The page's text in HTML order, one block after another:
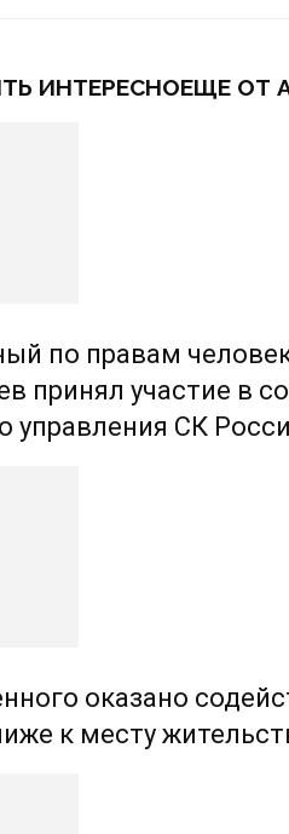
ИНТЕРЕСНОЕЩЕ ОТ
по правам
принял участие в
управления СК
оказано
к месту